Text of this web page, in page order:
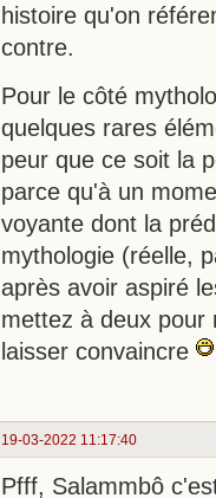
histoire qu'on
contre.
Pour le côté
quelques rares
peur que ce soit la
parce qu'à un
voyante dont la
mythologie (réelle,
après avoir aspiré
mettez à deux pour
laisser convaincre
19-03-2022 11:17:40
Pfff, Salammbô